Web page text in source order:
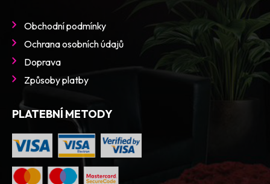
Obchodní podmínky
Ochrana osobních údajů
Doprava
Způsoby platby
PLATEBNÍ METODY